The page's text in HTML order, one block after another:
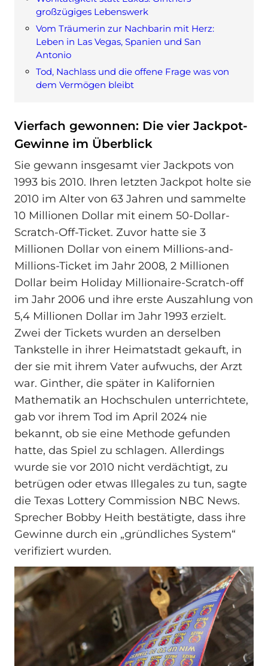
großzügiges Lebenswerk
Vom Träumerin zur Nachbarin mit Herz:
Leben in Las Vegas, Spanien und San
Antonio
Tod, Nachlass und die offene Frage was von
dem Vermögen bleibt
Vierfach gewonnen: Die vier Jackpot-
Gewinne im Überblick
Sie gewann insgesamt vier Jackpots von
1993 bis 2010. Ihren letzten Jackpot holte sie
2010 im Alter von 63 Jahren und sammelte
10 Millionen Dollar mit einem 50-Dollar-
Scratch-Off-Ticket. Zuvor hatte sie 3
Millionen Dollar von einem Millions-and-
Millions-Ticket im Jahr 2008, 2 Millionen
Dollar beim Holiday Millionaire-Scratch-off
im Jahr 2006 und ihre erste Auszahlung von
5,4 Millionen Dollar im Jahr 1993 erzielt.
Zwei der Tickets wurden an derselben
Tankstelle in ihrer Heimatstadt gekauft, in
der sie mit ihrem Vater aufwuchs, der Arzt
war. Ginther, die später in Kalifornien
Mathematik an Hochschulen unterrichtete,
gab vor ihrem Tod im April 2024 nie
bekannt, ob sie eine Methode gefunden
hatte, das Spiel zu schlagen. Allerdings
wurde sie vor 2010 nicht verdächtigt, zu
betrügen oder etwas Illegales zu tun, sagte
die Texas Lottery Commission NBC News.
Sprecher Bobby Heith bestätigte, dass ihre
Gewinne durch ein „gründliches System“
verifiziert wurden.